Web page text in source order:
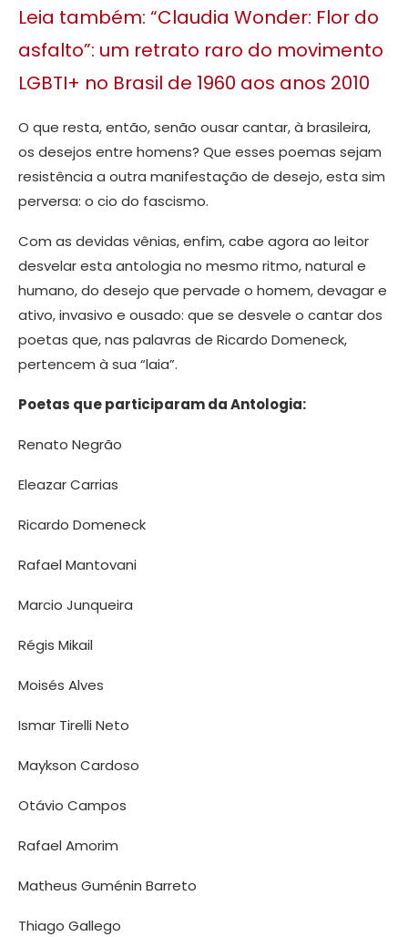
Leia também: “Claudia Wonder: Flor do
asfalto”: um retrato raro do movimento
LGBTI+ no Brasil de 1960 aos anos 2010
O que resta, então, senão ousar cantar, à brasileira,
os desejos entre homens? Que esses poemas sejam
resistência a outra manifestação de desejo, esta sim
perversa: o cio do fascismo.
Com as devidas vênias, enfim, cabe agora ao leitor
desvelar esta antologia no mesmo ritmo, natural e
humano, do desejo que pervade o homem, devagar e
ativo, invasivo e ousado: que se desvele o cantar dos
poetas que, nas palavras de Ricardo Domeneck,
pertencem à sua “laia”.
Poetas que participaram da Antologia:
Renato Negrão
Eleazar Carrias
Ricardo Domeneck
Rafael Mantovani
Marcio Junqueira
Régis Mikail
Moisés Alves
Ismar Tirelli Neto
Maykson Cardoso
Otávio Campos
Rafael Amorim
Matheus Guménin Barreto
Thiago Gallego